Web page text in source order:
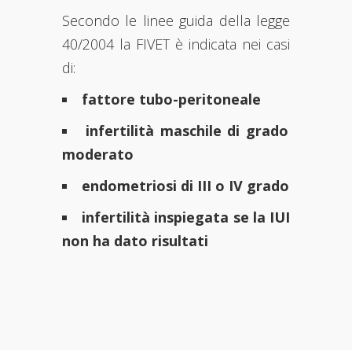
Secondo le linee guida della legge
40/2004 la FIVET è indicata nei casi
di:
fattore tubo-peritoneale
infertilità maschile di grado
moderato
endometriosi di III o IV grado
infertilità inspiegata se la IUI
non ha dato risultati